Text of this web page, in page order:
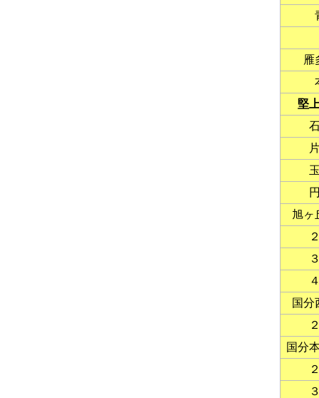
雁
堅
旭ヶ
国分
国分